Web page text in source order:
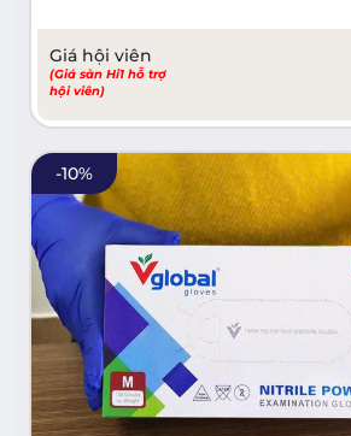
Giá hội viên
(Giá sàn Hi1 hỗ trợ
hội viên)
-10%